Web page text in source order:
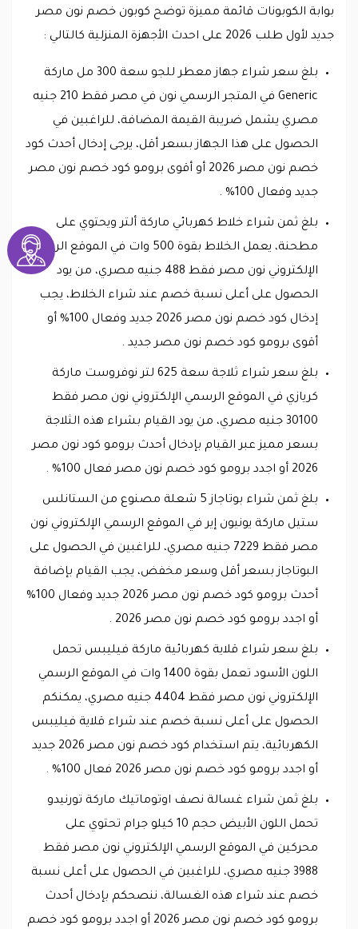
بوابة الكوبونات قائمة مميزة توضح كوبون خصم نون مصر
جديد لأول طلب 2026 على احدث الأجهزة المنزلية كالتالي :
بلغ سعر شراء جهاز معطر للجو سعة 300 مل ماركة
Generic في المتجر الرسمي نون في مصر فقط 210 جنيه
مصري يشمل ضريبة القيمة المضافة، للراغبين في
الحصول على هذا الجهاز بسعر أقل، يرجى إدخال أحدث كود
خصم نون مصر 2026 أو أقوى برومو كود خصم نون مصر
جديد وفعال 100% .
بلغ ثمن شراء خلاط كهربائي ماركة ألتر ويحتوي على
مطحنة، يعمل الخلاط بقوة 500 وات في الموقع الرسمي
الإلكتروني نون مصر فقط 488 جنيه مصري، من يود
الحصول على أعلى نسبة خصم عند شراء الخلاط، يجب
إدخال كود خصم نون مصر 2026 جديد وفعال 100% أو
أقوى برومو كود خصم نون مصر جديد .
بلغ سعر شراء ثلاجة سعة 625 لتر نوفروست ماركة
كريازي في الموقع الرسمي الإلكتروني نون مصر فقط
30100 جنيه مصري، من يود القيام بشراء هذه الثلاجة
بسعر مميز عبر القيام بإدخال أحدث برومو كود نون مصر
2026 أو اجدد برومو كود خصم نون مصر فعال 100% .
بلغ ثمن شراء بوتاجاز 5 شعلة مصنوع من الستانلس
ستيل ماركة يونيون إير في الموقع الرسمي الإلكتروني نون
مصر فقط 7229 جنيه مصري، للراغبين في الحصول على
البوتاجاز بسعر أقل وسعر مخفض، يجب القيام بإضافة
أحدث برومو كود خصم نون مصر 2026 جديد وفعال 100%
أو اجدد برومو كود خصم نون مصر 2026 .
بلغ سعر شراء قلاية كهربائية ماركة فيليبس تحمل
اللون الأسود تعمل بقوة 1400 وات في الموقع الرسمي
الإلكتروني نون مصر فقط 4404 جنيه مصري، يمكنكم
الحصول على أعلى نسبة خصم عند شراء قلاية فيليبس
الكهربائية، يتم استخدام كود خصم نون مصر 2026 جديد
أو اجدد برومو كود خصم نون مصر 2026 فعال 100% .
بلغ ثمن شراء غسالة نصف اوتوماتيك ماركة تورنيدو
تحمل اللون الأبيض حجم 10 كيلو جرام تحتوي على
محركين في الموقع الرسمي الإلكتروني نون مصر فقط
3988 جنيه مصري، للراغبين في الحصول على أعلى نسبة
خصم عند شراء هذه الغسالة، ننصحكم بإدخال أحدث
برومو كود خصم نون مصر 2026 أو اجدد برومو كود خصم